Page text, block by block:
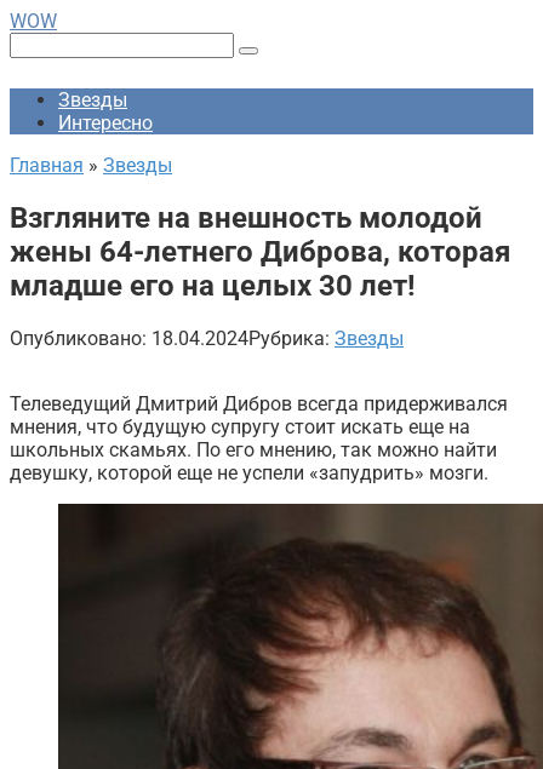
Перейти
контенту
WOW
Звезды
Интересно
Главная » Звезды
Взгляните на внешность молодой
жены 64-летнего Диброва, которая
младше его на целых 30 лет!
Опубликовано: 18.04.2024Рубрика: Звезды
Телеведущий Дмитрий Дибров всегда придерживался
мнения, что будущую супругу стоит искать еще на
школьных скамьях. По его мнению, так можно найти
девушку, которой еще не успели «запудрить» мозги.